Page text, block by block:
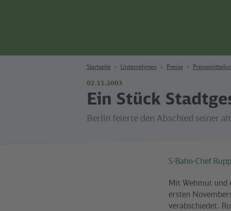
Startseite Unternehmen Presse
02.11.2003
Ein Stück
Berlin feierte den Abschied seiner
S-Bahn-Chef
Mit Wehmut und
ersten
verabschiedet.